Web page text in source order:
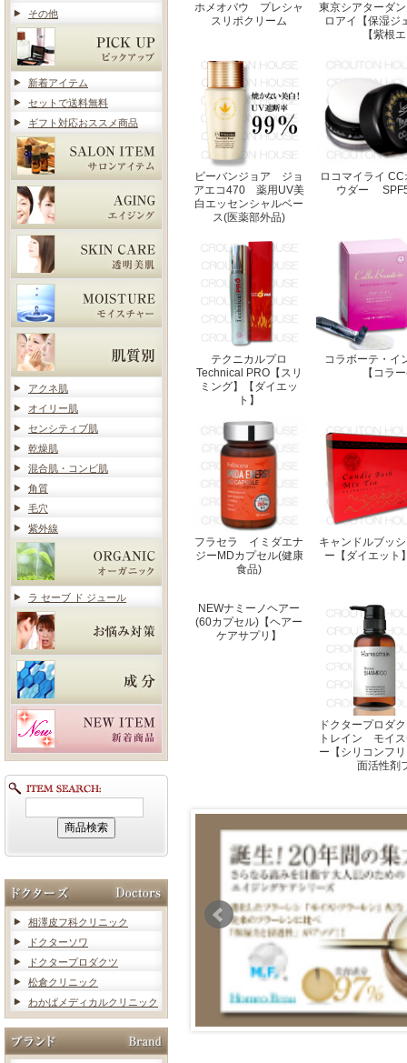
その他
新着アイテム
セットで送料無料
ギフト対応おススメ商品
アクネ肌
オイリー肌
センシティブ肌
乾燥肌
混合肌・コンビ肌
角質
毛穴
紫外線
ラ セーブ ド ジュール
相澤皮フ科クリニック
ドクターソワ
ドクタープロダクツ
松倉クリニック
わかばメディカルクリニック
ホメオバウ プレシャ
スリポクリーム
東京シアターダ
ロアイ【保湿ジ
【紫根
ビーバンジョア ジョ
アエコ470 薬用UV美
白エッセンシャルベー
ス(医薬部外品)
ロコマイライ
ウダー
テクニカルプロ
Technical PRO【スリ
ミング】【ダイエッ
ト】
コラボーテ・イ
【コラ
フラセラ イミダエナ
ジーMDカプセル(健康
食品)
キャンドルブッ
ー【ダイエット
NEWナミーノヘアー
(60カプセル)【ヘアー
ケアサプリ】
ドクタープロダ
トレイン モイ
ー【シリコンフ
面活性剤